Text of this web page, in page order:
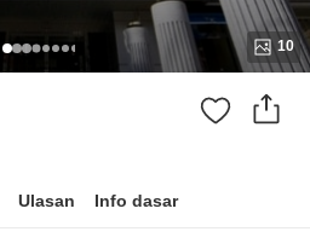
10
Ulasan Info dasar